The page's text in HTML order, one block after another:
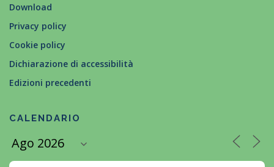
Download
Privacy policy
Cookie policy
Dichiarazione di accessibilità
Edizioni precedenti
CALENDARIO